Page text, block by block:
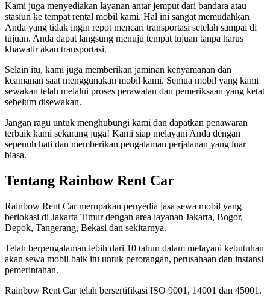
Kami juga menyediakan layanan antar jemput dari bandara atau
stasiun ke tempat rental mobil kami. Hal ini sangat memudahkan
Anda yang tidak ingin repot mencari transportasi setelah sampai di
tujuan. Anda dapat langsung menuju tempat tujuan tanpa harus
khawatir akan transportasi.
Selain itu, kami juga memberikan jaminan kenyamanan dan
keamanan saat menggunakan mobil kami. Semua mobil yang kami
sewakan telah melalui proses perawatan dan pemeriksaan yang ketat
sebelum disewakan.
Jangan ragu untuk menghubungi kami dan dapatkan penawaran
terbaik kami sekarang juga! Kami siap melayani Anda dengan
sepenuh hati dan memberikan pengalaman perjalanan yang luar
biasa.
Tentang Rainbow Rent Car
Rainbow Rent Car merupakan penyedia jasa sewa mobil yang
berlokasi di Jakarta Timur dengan area layanan Jakarta, Bogor,
Depok, Tangerang, Bekasi dan sekitarnya.
Telah berpengalaman lebih dari 10 tahun dalam melayani kebutuhan
akan sewa mobil baik itu untuk perorangan, perusahaan dan instansi
pemerintahan.
Rainbow Rent Car telah bersertifikasi ISO 9001, 14001 dan 45001.